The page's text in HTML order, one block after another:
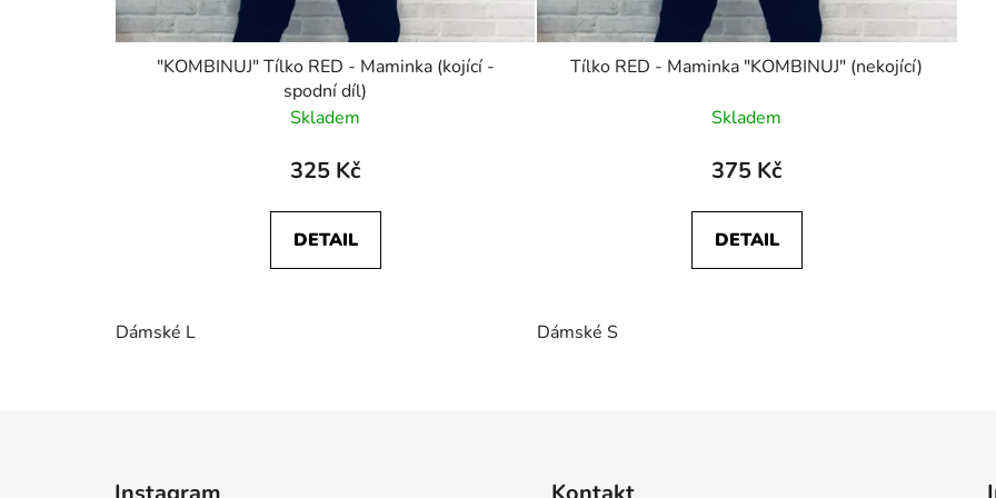
"KOMBINUJ" Tílko RED - Maminka (kojící -
spodní díl)
Skladem
325 Kč
DETAIL
Dámské L
Tílko RED - Maminka "KOMBINUJ" (nekojící)
Skladem
375 Kč
DETAIL
Dámské S